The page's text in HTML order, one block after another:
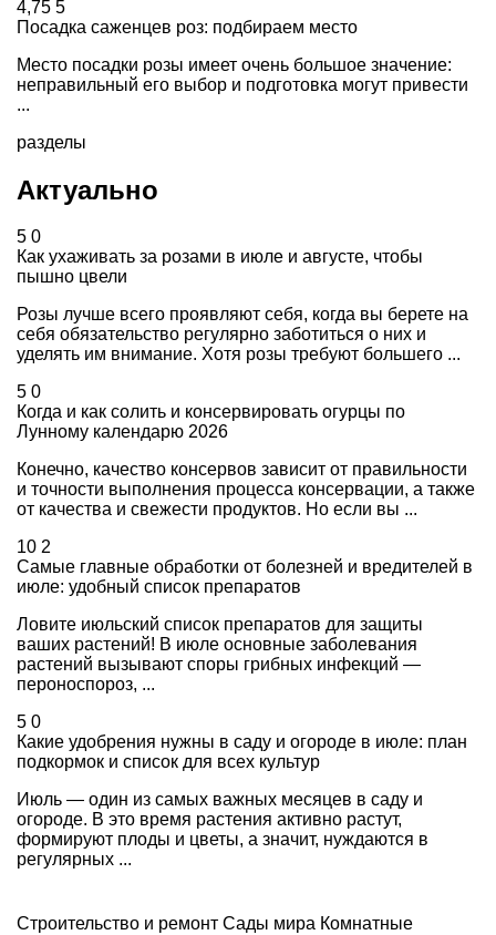
4,75 5
Посадка саженцев роз: подбираем место
Место посадки розы имеет очень большое значение:
неправильный его выбор и подготовка могут привести
...
разделы
Актуально
5 0
Как ухаживать за розами в июле и августе, чтобы
пышно цвели
Розы лучше всего проявляют себя, когда вы берете на
себя обязательство регулярно заботиться о них и
уделять им внимание. Хотя розы требуют большего ...
5 0
Когда и как солить и консервировать огурцы по
Лунному календарю 2026
Конечно, качество консервов зависит от правильности
и точности выполнения процесса консервации, а также
от качества и свежести продуктов. Но если вы ...
10 2
Самые главные обработки от болезней и вредителей в
июле: удобный список препаратов
Ловите июльский список препаратов для защиты
ваших растений! В июле основные заболевания
растений вызывают споры грибных инфекций —
пероноспороз, ...
5 0
Какие удобрения нужны в саду и огороде в июле: план
подкормок и список для всех культур
Июль — один из самых важных месяцев в саду и
огороде. В это время растения активно растут,
формируют плоды и цветы, а значит, нуждаются в
регулярных ...
Строительство и ремонт Сады мира Комнатные